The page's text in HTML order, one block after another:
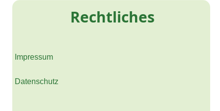
Rechtliches
Impressum
Datenschutz